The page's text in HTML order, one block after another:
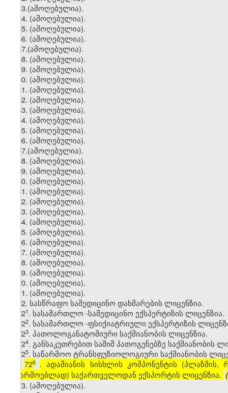
43.(ამოღებულია).
44. (ამოღებულია).
45. (ამოღებულია).
46. (ამოღებულია).
47.(ამოღებულია).
48. (ამოღებულია).
49. (ამოღებულია).
50. (ამოღებულია).
51. (ამოღებულია).
52. (ამოღებულია).
53. (ამოღებულია).
54. (ამოღებულია).
55. (ამოღებულია).
56. (ამოღებულია).
57.(ამოღებულია).
58. (ამოღებულია).
59. (ამოღებულია).
60. (ამოღებულია).
61. (ამოღებულია).
62. (ამოღებულია).
63. (ამოღებულია).
64. (ამოღებულია).
65. (ამოღებულია).
66. (ამოღებულია).
67. (ამოღებულია).
68. (ამოღებულია).
69. (ამოღებულია).
70. (ამოღებულია).
71. (ამოღებულია).
72. სასწრაფო სამედიცინო დახმარების ლიცენზია.
72​1. სასამართლო -სამედიცინო ექსპერტიზის ლიცენზია.
72​2. სასამართლო -ფსიქიატრიული ექსპერტიზის
72​3. პათოლოგანატომიური საქმიანობის ლიცენზია.
72​4. განსაკუთრებით საშიშ პათოგენებზე საქმიანობის
72​5. საწარმოო ტრანსფუზიოლოგიური საქმიანობის
726 . ადამიანის სისხლის კომპონენტის
საწარმოებლად) საქართველოდან ექსპორტის ლიცენზია.
73. (ამოღებულია).